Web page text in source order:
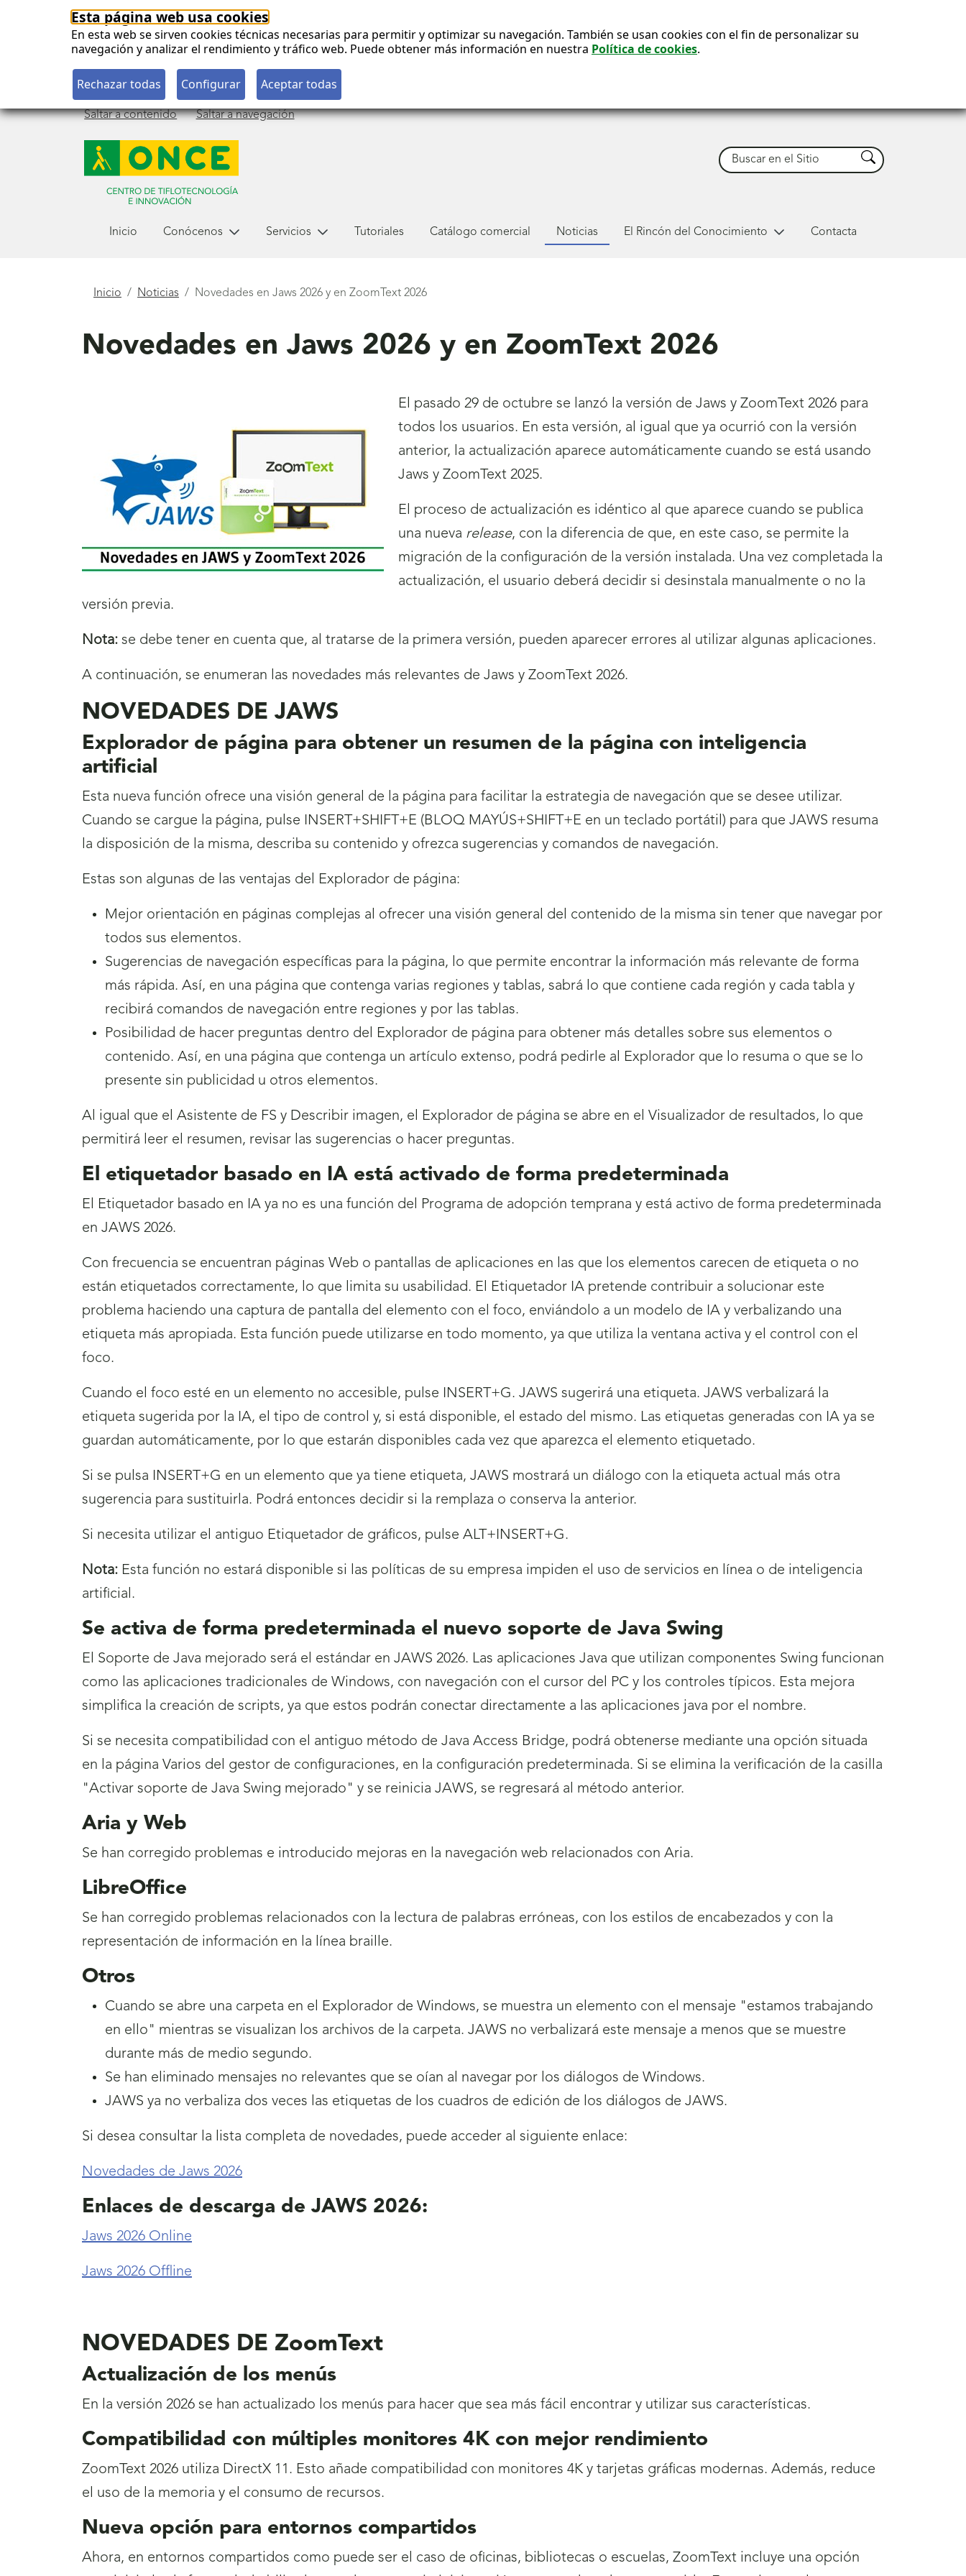
Esta página web usa cookies
En esta web se sirven cookies técnicas necesarias para permitir y optimizar su navegación. También se usan cookies con el fin de personalizar su
navegación y analizar el rendimiento y tráfico web. Puede obtener más información en nuestra Política de cookies.
Saltar a contenido Saltar a navegación
Buscar Buscar
Inicio Conócenos Servicios Tutoriales Catálogo comercial Noticias El Rincón del Conocimiento Contacta
Está
Inicio Noticias Novedades en Jaws 2026 y en ZoomText 2026
Novedades en Jaws 2026 y en ZoomText 2026
El pasado 29 de octubre se lanzó la versión de Jaws y ZoomText 2026 para
todos los usuarios. En esta versión, al igual que ya ocurrió con la versión
anterior, la actualización aparece automáticamente cuando se está usando
Jaws y ZoomText 2025.
El proceso de actualización es idéntico al que aparece cuando se publica
una nueva release, con la diferencia de que, en este caso, se permite la
migración de la configuración de la versión instalada. Una vez completada la
actualización, el usuario deberá decidir si desinstala manualmente o no la
versión previa.
Nota: se debe tener en cuenta que, al tratarse de la primera versión, pueden aparecer errores al utilizar algunas aplicaciones.
A continuación, se enumeran las novedades más relevantes de Jaws y ZoomText 2026.
NOVEDADES DE JAWS
Explorador de página para obtener un resumen de la página con inteligencia
artificial
Esta nueva función ofrece una visión general de la página para facilitar la estrategia de navegación que se desee utilizar.
Cuando se cargue la página, pulse INSERT+SHIFT+E (BLOQ MAYÚS+SHIFT+E en un teclado portátil) para que JAWS resuma
la disposición de la misma, describa su contenido y ofrezca sugerencias y comandos de navegación.
Estas son algunas de las ventajas del Explorador de página:
Mejor orientación en páginas complejas al ofrecer una visión general del contenido de la misma sin tener que navegar por
todos sus elementos.
Sugerencias de navegación específicas para la página, lo que permite encontrar la información más relevante de forma
más rápida. Así, en una página que contenga varias regiones y tablas, sabrá lo que contiene cada región y cada tabla y
recibirá comandos de navegación entre regiones y por las tablas.
Posibilidad de hacer preguntas dentro del Explorador de página para obtener más detalles sobre sus elementos o
contenido. Así, en una página que contenga un artículo extenso, podrá pedirle al Explorador que lo resuma o que se lo
presente sin publicidad u otros elementos.
Al igual que el Asistente de FS y Describir imagen, el Explorador de página se abre en el Visualizador de resultados, lo que
permitirá leer el resumen, revisar las sugerencias o hacer preguntas.
El etiquetador basado en IA está activado de forma predeterminada
El Etiquetador basado en IA ya no es una función del Programa de adopción temprana y está activo de forma predeterminada
en JAWS 2026.
Con frecuencia se encuentran páginas Web o pantallas de aplicaciones en las que los elementos carecen de etiqueta o no
están etiquetados correctamente, lo que limita su usabilidad. El Etiquetador IA pretende contribuir a solucionar este
problema haciendo una captura de pantalla del elemento con el foco, enviándolo a un modelo de IA y verbalizando una
etiqueta más apropiada. Esta función puede utilizarse en todo momento, ya que utiliza la ventana activa y el control con el
foco.
Cuando el foco esté en un elemento no accesible, pulse INSERT+G. JAWS sugerirá una etiqueta. JAWS verbalizará la
etiqueta sugerida por la IA, el tipo de control y, si está disponible, el estado del mismo. Las etiquetas generadas con IA ya se
guardan automáticamente, por lo que estarán disponibles cada vez que aparezca el elemento etiquetado.
Si se pulsa INSERT+G en un elemento que ya tiene etiqueta, JAWS mostrará un diálogo con la etiqueta actual más otra
sugerencia para sustituirla. Podrá entonces decidir si la remplaza o conserva la anterior.
Si necesita utilizar el antiguo Etiquetador de gráficos, pulse ALT+INSERT+G.
Nota: Esta función no estará disponible si las políticas de su empresa impiden el uso de servicios en línea o de inteligencia
artificial.
Se activa de forma predeterminada el nuevo soporte de Java Swing
El Soporte de Java mejorado será el estándar en JAWS 2026. Las aplicaciones Java que utilizan componentes Swing funcionan
como las aplicaciones tradicionales de Windows, con navegación con el cursor del PC y los controles típicos. Esta mejora
simplifica la creación de scripts, ya que estos podrán conectar directamente a las aplicaciones java por el nombre.
Si se necesita compatibilidad con el antiguo método de Java Access Bridge, podrá obtenerse mediante una opción situada
en la página Varios del gestor de configuraciones, en la configuración predeterminada. Si se elimina la verificación de la casilla
"Activar soporte de Java Swing mejorado" y se reinicia JAWS, se regresará al método anterior.
Aria y Web
Se han corregido problemas e introducido mejoras en la navegación web relacionados con Aria.
LibreOffice
Se han corregido problemas relacionados con la lectura de palabras erróneas, con los estilos de encabezados y con la
representación de información en la línea braille.
Otros
Cuando se abre una carpeta en el Explorador de Windows, se muestra un elemento con el mensaje "estamos trabajando
en ello" mientras se visualizan los archivos de la carpeta. JAWS no verbalizará este mensaje a menos que se muestre
durante más de medio segundo.
Se han eliminado mensajes no relevantes que se oían al navegar por los diálogos de Windows.
JAWS ya no verbaliza dos veces las etiquetas de los cuadros de edición de los diálogos de JAWS.
Si desea consultar la lista completa de novedades, puede acceder al siguiente enlace:
Novedades de Jaws 2026
Enlaces de descarga de JAWS 2026:
Jaws 2026 Online
Jaws 2026 Offline
NOVEDADES DE ZoomText
Actualización de los menús
En la versión 2026 se han actualizado los menús para hacer que sea más fácil encontrar y utilizar sus características.
Compatibilidad con múltiples monitores 4K con mejor rendimiento
ZoomText 2026 utiliza DirectX 11. Esto añade compatibilidad con monitores 4K y tarjetas gráficas modernas. Además, reduce
el uso de la memoria y el consumo de recursos.
Nueva opción para entornos compartidos
Ahora, en entornos compartidos como puede ser el caso de oficinas, bibliotecas o escuelas, ZoomText incluye una opción